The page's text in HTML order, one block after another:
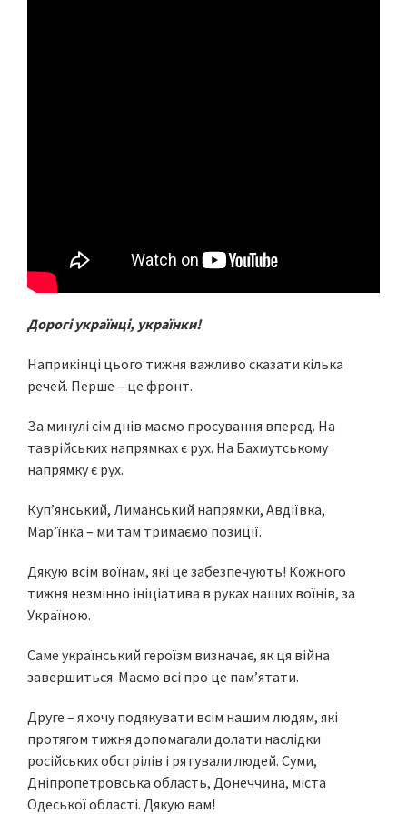
Дорогі українці, українки!
Наприкінці цього тижня важливо сказати кілька
речей. Перше – це фронт.
За минулі сім днів маємо просування вперед. На
таврійських напрямках є рух. На Бахмутському
напрямку є рух.
Куп’янський, Лиманський напрямки, Авдіївка,
Марʼїнка – ми там тримаємо позиції.
Дякую всім воїнам, які це забезпечують! Кожного
тижня незмінно ініціатива в руках наших воїнів, за
Україною.
Саме український героїзм визначає, як ця війна
завершиться. Маємо всі про це пам’ятати.
Друге – я хочу подякувати всім нашим людям, які
протягом тижня допомагали долати наслідки
російських обстрілів і рятували людей. Суми,
Дніпропетровська область, Донеччина, міста
Одеської області. Дякую вам!